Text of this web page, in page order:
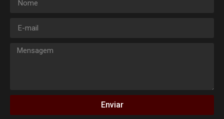
Enviar